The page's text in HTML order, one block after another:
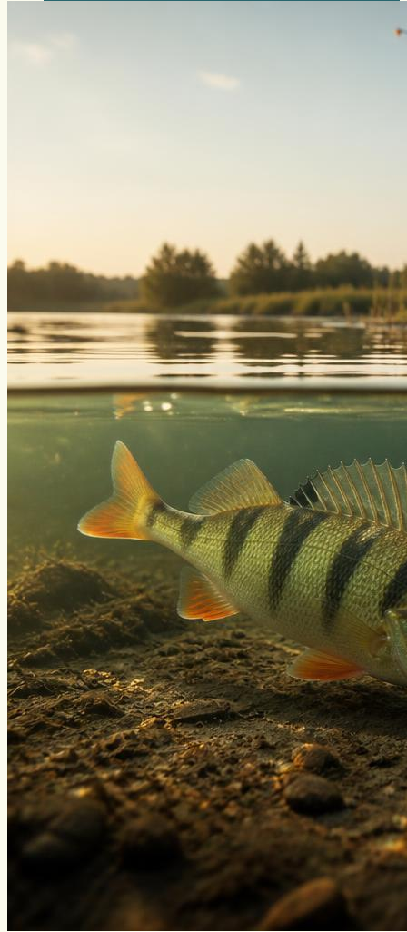
Спиннинг
Блесна
Воблеры
Поплавок
Виды ловли
Зимняя рыбалка
Нахлыст
Снаряжение
Эхолоты
Лодки и моторы
Узлы
Рецепты
Разное
Меню